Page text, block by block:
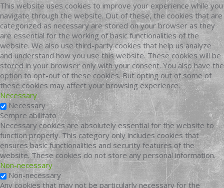
This website uses cookies to improve your experience while you
navigate through the website. Out of these, the cookies that are
categorized as necessary are stored on your browser as they
are essential for the working of basic functionalities of the
website. We also use third-party cookies that help us analyze
and understand how you use this website. These cookies will be
stored in your browser only with your consent. You also have the
option to opt-out of these cookies. But opting out of some of
these cookies may affect your browsing experience.
Necessary
Necessary
Sempre abilitato
Necessary cookies are absolutely essential for the website to
function properly. This category only includes cookies that
ensures basic functionalities and security features of the
website. These cookies do not store any personal information.
Non-necessary
Non-necessary
Any cookies that may not be particularly necessary for the